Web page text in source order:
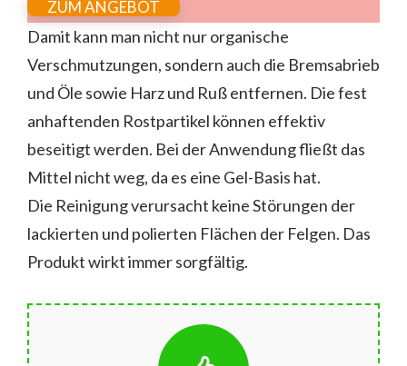
ZUM ANGEBOT
Damit kann man nicht nur organische
Verschmutzungen, sondern auch die Bremsabrieb
und Öle sowie Harz und Ruß entfernen. Die fest
anhaftenden Rostpartikel können effektiv
beseitigt werden. Bei der Anwendung fließt das
Mittel nicht weg, da es eine Gel-Basis hat.
Die Reinigung verursacht keine Störungen der
lackierten und polierten Flächen der Felgen. Das
Produkt wirkt immer sorgfältig.